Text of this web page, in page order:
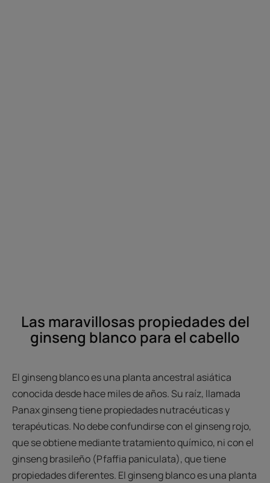
Las maravillosas propiedades del
ginseng blanco para el cabello
El ginseng blanco es una planta ancestral asiática
conocida desde hace miles de años. Su raíz, llamada
Panax ginseng tiene propiedades nutracéuticas y
terapéuticas. No debe confundirse con el ginseng rojo,
que se obtiene mediante tratamiento químico, ni con el
ginseng brasileño (Pfaffia paniculata), que tiene
propiedades diferentes. El ginseng blanco es una planta